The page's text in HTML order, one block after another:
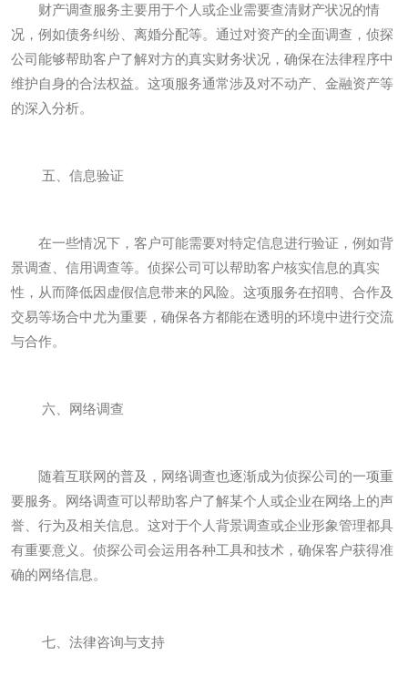
财产调查服务主要用于个人或企业需要查清财产状况的情
况，例如债务纠纷、离婚分配等。通过对资产的全面调查，侦探
公司能够帮助客户了解对方的真实财务状况，确保在法律程序中
维护自身的合法权益。这项服务通常涉及对不动产、金融资产等
的深入分析。
五、信息验证
在一些情况下，客户可能需要对特定信息进行验证，例如背
景调查、信用调查等。侦探公司可以帮助客户核实信息的真实
性，从而降低因虚假信息带来的风险。这项服务在招聘、合作及
交易等场合中尤为重要，确保各方都能在透明的环境中进行交流
与合作。
六、网络调查
随着互联网的普及，网络调查也逐渐成为侦探公司的一项重
要服务。网络调查可以帮助客户了解某个人或企业在网络上的声
誉、行为及相关信息。这对于个人背景调查或企业形象管理都具
有重要意义。侦探公司会运用各种工具和技术，确保客户获得准
确的网络信息。
七、法律咨询与支持